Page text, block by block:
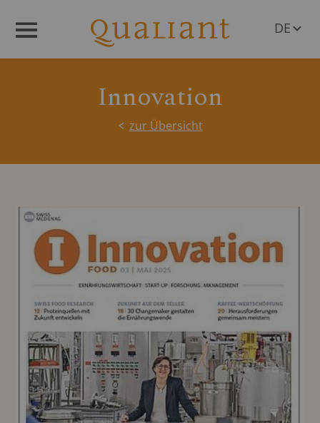
DE
Innovation
zur Übersicht